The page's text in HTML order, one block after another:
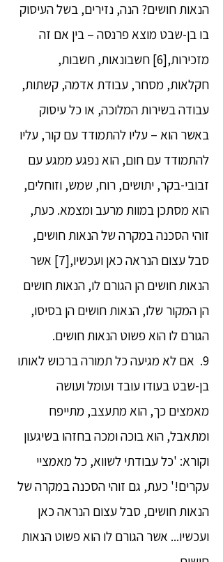
הנאות חושים? הנה, נזירים, בשל העיסוק
בו בן-שבט מוצא פרנסה – בין אם זה
מזכירות,[6] חשבונאות, חשבות,
חקלאות, מסחר, עבודת אדמה, קשתות,
עבודה בשירות המלוכה, או כל עיסוק
באשר הוא – עליו להתמודד עם קור, עליו
להתמודד עם חום, הוא נפגע ממגע עם
זבובי-בקר, יתושים, רוח, שמש, וזוחלים,
הוא מסתכן במוות מרעב ומצמא. כעת,
זוהי הסכנה במקרה של הנאות חושים,
סבל עצום הנראה כאן ועכשיו,[7] אשר
הנאות חושים הן הגורם לו, הנאות חושים
הן המקור שלו, הנאות חושים הן בסיסו,
הגורם לו הוא פשוט הנאות חושים.
9. אם לא מגיעה כל תמורה ברכוש לאותו
בן-שבט בעודו עובד ועומל ועושה
מאמצים כך, הוא מתעצב, מתייפח
ומתאבל, הוא בוכה ומכה בחזהו בשיגעון
וקורא: 'כל עבודתי לשווא, כל מאמציי
עקרים!' כעת, גם זוהי הסכנה במקרה של
הנאות חושים, סבל עצום הנראה כאן
ועכשיו... אשר הגורם לו הוא פשוט הנאות